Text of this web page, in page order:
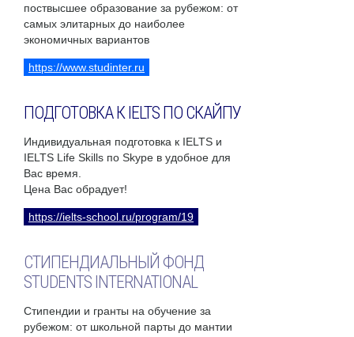
поствысшее образование за рубежом: от
самых элитарных до наиболее
экономичных вариантов
https://www.studinter.ru
ПОДГОТОВКА К IELTS ПО СКАЙПУ
Индивидуальная подготовка к IELTS и
IELTS Life Skills по Skype в удобное для
Вас время.
Цена Вас обрадует!
https://ielts-school.ru/program/19
СТИПЕНДИАЛЬНЫЙ ФОНД
STUDENTS INTERNATIONAL
Стипендии и гранты на обучение за
рубежом: от школьной парты до мантии